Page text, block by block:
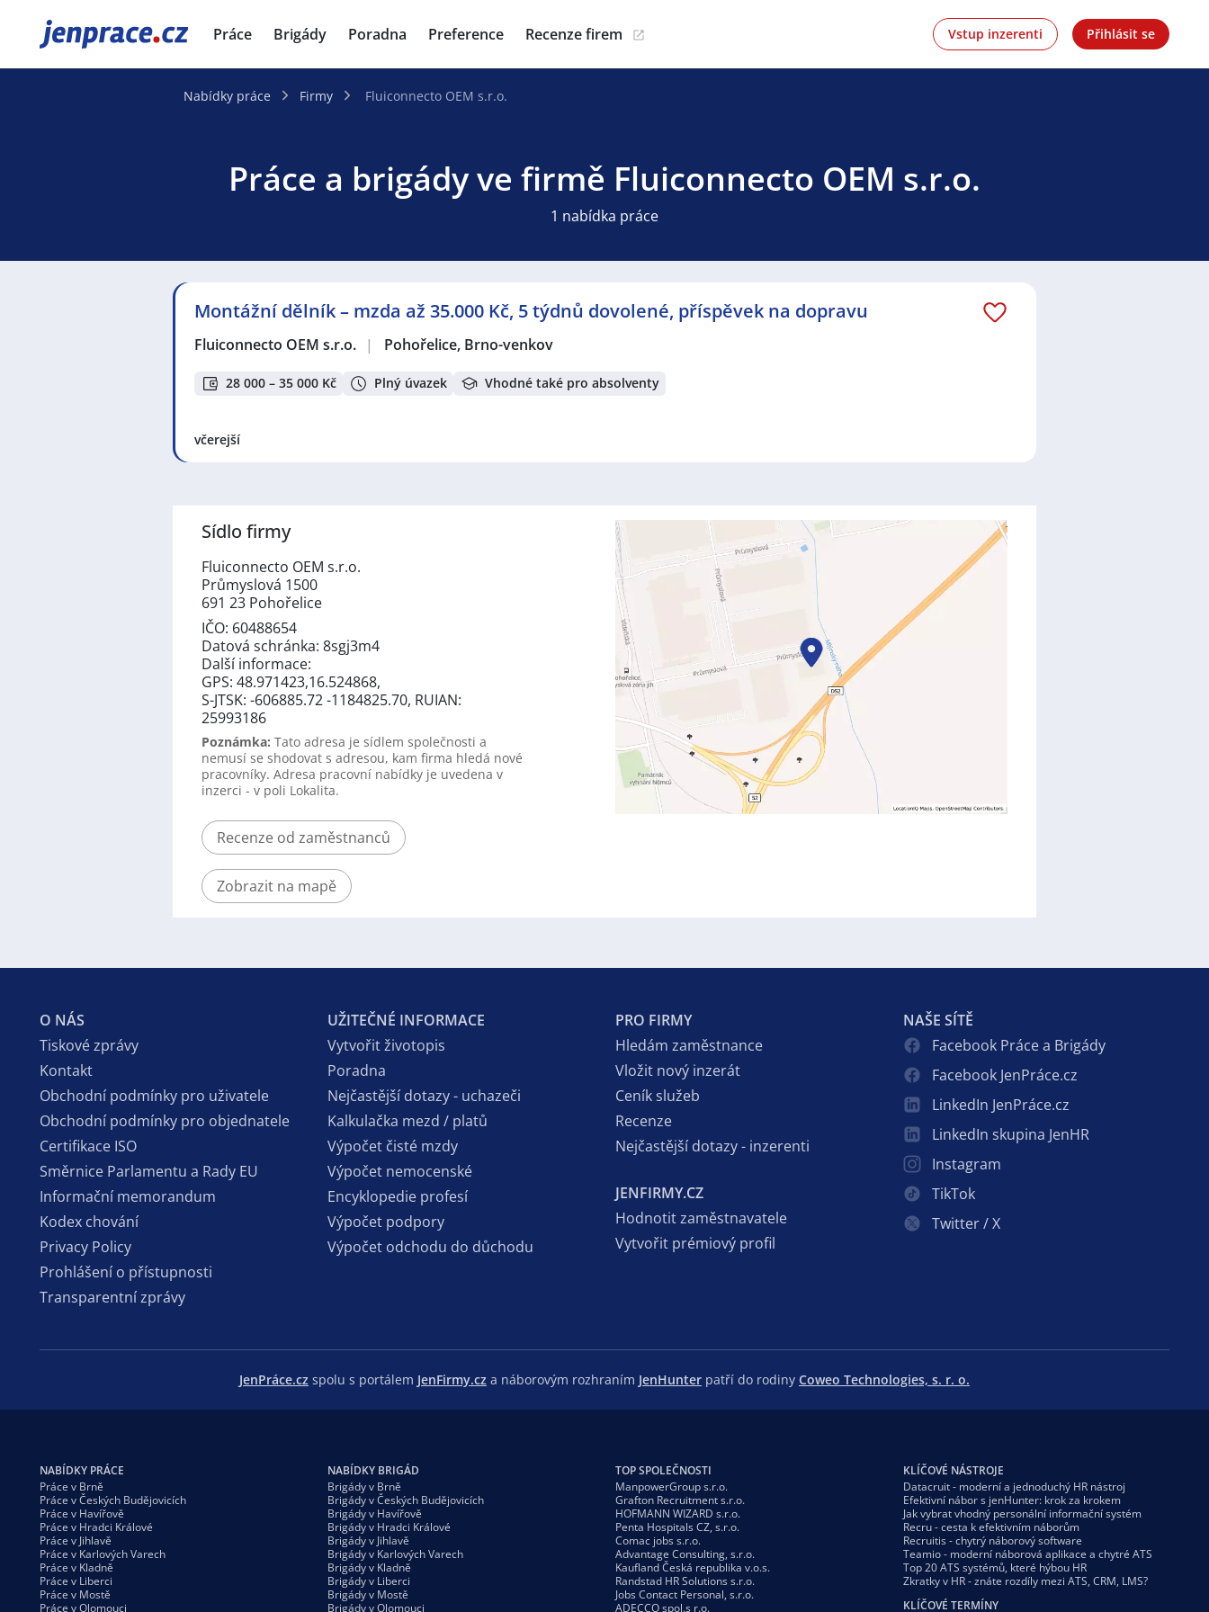
JenPráce.cz Práce Brigády Poradna Preference Recenze firem Vstup inzerenti Přihlásit se
Nabídky práce Firmy Fluiconnecto OEM s.r.o.
Práce a brigády ve firmě Fluiconnecto OEM s.r.o.
1 nabídka práce
Montážní dělník – mzda až 35.000 Kč, 5 týdnů dovolené, příspěvek na dopravu
Fluiconnecto OEM s.r.o. | Pohořelice, Brno-venkov
28 000 – 35 000 Kč Plný úvazek Vhodné také pro absolventy
včerejší
Sídlo firmy
Fluiconnecto OEM s.r.o.
Průmyslová 1500
691 23 Pohořelice
IČO: 60488654
Datová schránka: 8sgj3m4
Další informace:
GPS: 48.971423,16.524868,
S-JTSK: -606885.72 -1184825.70, RUIAN:
25993186
Poznámka: Tato adresa je sídlem společnosti a
nemusí se shodovat s adresou, kam firma hledá nové
pracovníky. Adresa pracovní nabídky je uvedena v
inzerci - v poli Lokalita.
Recenze od zaměstnanců
Zobrazit na mapě
O NÁS
Tiskové zprávy
Kontakt
Obchodní podmínky pro uživatele
Obchodní podmínky pro objednatele
Certifikace ISO
Směrnice Parlamentu a Rady EU
Informační memorandum
Kodex chování
Privacy Policy
Prohlášení o přístupnosti
Transparentní zprávy
UŽITEČNÉ INFORMACE
Vytvořit životopis
Poradna
Nejčastější dotazy - uchazeči
Kalkulačka mezd / platů
Výpočet čisté mzdy
Výpočet nemocenské
Encyklopedie profesí
Výpočet podpory
Výpočet odchodu do důchodu
PRO FIRMY
Hledám zaměstnance
Vložit nový inzerát
Ceník služeb
Recenze
Nejčastější dotazy - inzerenti
JENFIRMY.CZ
Hodnotit zaměstnavatele
Vytvořit prémiový profil
NAŠE SÍTĚ
Facebook Práce a Brigády
Facebook JenPráce.cz
LinkedIn JenPráce.cz
LinkedIn skupina JenHR
Instagram
TikTok
Twitter / X
JenPráce.cz spolu s portálem JenFirmy.cz a náborovým rozhraním JenHunter patří do rodiny Coweo Technologies, s. r. o.
NABÍDKY PRÁCE
Práce v Brně
Práce v Českých Budějovicích
Práce v Havířově
Práce v Hradci Králové
Práce v Jihlavě
Práce v Karlových Varech
Práce v Kladně
Práce v Liberci
Práce v Mostě
Práce v Olomouci
NABÍDKY BRIGÁD
Brigády v Brně
Brigády v Českých Budějovicích
Brigády v Havířově
Brigády v Hradci Králové
Brigády v Jihlavě
Brigády v Karlových Varech
Brigády v Kladně
Brigády v Liberci
Brigády v Mostě
Brigády v Olomouci
TOP SPOLEČNOSTI
ManpowerGroup s.r.o.
Grafton Recruitment s.r.o.
HOFMANN WIZARD s.r.o.
Penta Hospitals CZ, s.r.o.
Comac jobs s.r.o.
Advantage Consulting, s.r.o.
Kaufland Česká republika v.o.s.
Randstad HR Solutions s.r.o.
Jobs Contact Personal, s.r.o.
ADECCO spol.s r.o.
KLÍČOVÉ NÁSTROJE
Datacruit - moderní a jednoduchý HR nástroj
Efektivní nábor s jenHunter: krok za krokem
Jak vybrat vhodný personální informační systém
Recru - cesta k efektivním náborům
Recruitis - chytrý náborový software
Teamio - moderní náborová aplikace a chytré ATS
Top 20 ATS systémů, které hýbou HR
Zkratky v HR - znáte rozdíly mezi ATS, CRM, LMS?
KLÍČOVÉ TERMÍNY